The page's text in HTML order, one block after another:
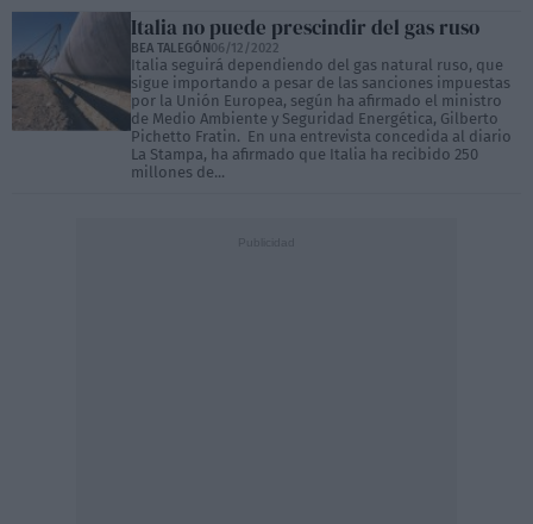
Italia no puede prescindir del gas ruso
BEA TALEGÓN06/12/2022
Italia seguirá dependiendo del gas natural ruso, que
sigue importando a pesar de las sanciones impuestas
por la Unión Europea, según ha afirmado el ministro
de Medio Ambiente y Seguridad Energética, Gilberto
Pichetto Fratin. En una entrevista concedida al diario
La Stampa, ha afirmado que Italia ha recibido 250
millones de...